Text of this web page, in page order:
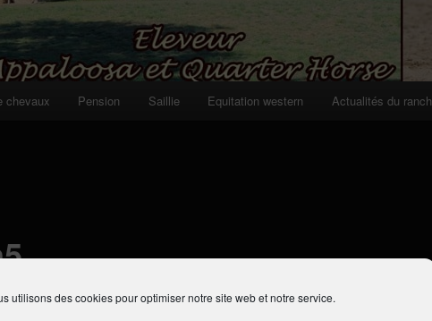
utilisons des cookies pour optimiser notre site web et notre service.
chevaux Pension Saillie Equitation western Actualités du ranch
2010 500 × 403 dans Nos objectifs